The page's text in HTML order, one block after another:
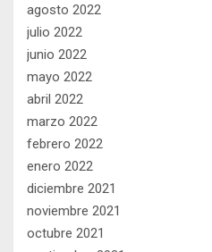
agosto 2022
julio 2022
junio 2022
mayo 2022
abril 2022
marzo 2022
febrero 2022
enero 2022
diciembre 2021
noviembre 2021
octubre 2021